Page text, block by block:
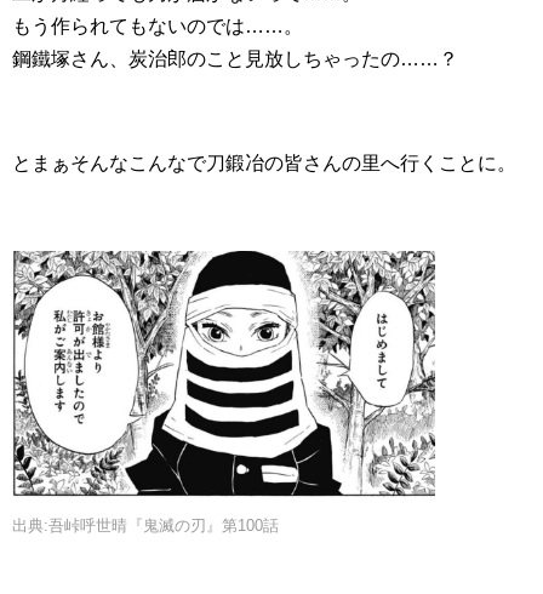
もう作られてもないのでは……。
鋼鐵塚さん、炭治郎のこと見放しちゃったの……？
とまぁそんなこんなで刀鍛冶の皆さんの里へ行くことに。
出典:吾峠呼世晴『鬼滅の刃』第100話